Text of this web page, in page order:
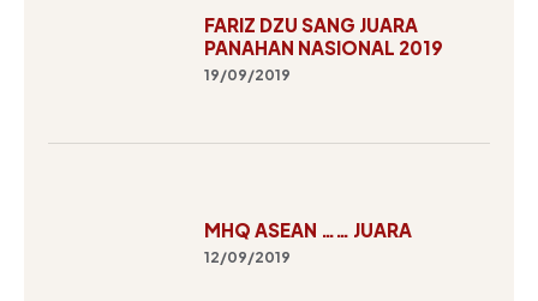
FARIZ DZU SANG JUARA
PANAHAN NASIONAL 2019
19/09/2019
MHQ ASEAN …… JUARA
12/09/2019